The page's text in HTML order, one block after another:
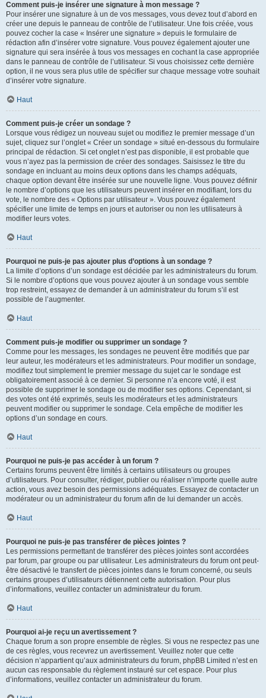
Comment puis-je insérer une signature à mon message ?
Pour insérer une signature à un de vos messages, vous devez tout d’abord en
créer une depuis le panneau de contrôle de l’utilisateur. Une fois créée, vous
pouvez cocher la case « Insérer une signature » depuis le formulaire de
rédaction afin d’insérer votre signature. Vous pouvez également ajouter une
signature qui sera insérée à tous vos messages en cochant la case appropriée
dans le panneau de contrôle de l’utilisateur. Si vous choisissez cette dernière
option, il ne vous sera plus utile de spécifier sur chaque message votre souhait
d’insérer votre signature.
Haut
Comment puis-je créer un sondage ?
Lorsque vous rédigez un nouveau sujet ou modifiez le premier message d’un
sujet, cliquez sur l’onglet « Créer un sondage » situé en-dessous du formulaire
principal de rédaction. Si cet onglet n’est pas disponible, il est probable que
vous n’ayez pas la permission de créer des sondages. Saisissez le titre du
sondage en incluant au moins deux options dans les champs adéquats,
chaque option devant être insérée sur une nouvelle ligne. Vous pouvez définir
le nombre d’options que les utilisateurs peuvent insérer en modifiant, lors du
vote, le nombre des « Options par utilisateur ». Vous pouvez également
spécifier une limite de temps en jours et autoriser ou non les utilisateurs à
modifier leurs votes.
Haut
Pourquoi ne puis-je pas ajouter plus d’options à un sondage ?
La limite d’options d’un sondage est décidée par les administrateurs du forum.
Si le nombre d’options que vous pouvez ajouter à un sondage vous semble
trop restreint, essayez de demander à un administrateur du forum s’il est
possible de l’augmenter.
Haut
Comment puis-je modifier ou supprimer un sondage ?
Comme pour les messages, les sondages ne peuvent être modifiés que par
leur auteur, les modérateurs et les administrateurs. Pour modifier un sondage,
modifiez tout simplement le premier message du sujet car le sondage est
obligatoirement associé à ce dernier. Si personne n’a encore voté, il est
possible de supprimer le sondage ou de modifier ses options. Cependant, si
des votes ont été exprimés, seuls les modérateurs et les administrateurs
peuvent modifier ou supprimer le sondage. Cela empêche de modifier les
options d’un sondage en cours.
Haut
Pourquoi ne puis-je pas accéder à un forum ?
Certains forums peuvent être limités à certains utilisateurs ou groupes
d’utilisateurs. Pour consulter, rédiger, publier ou réaliser n’importe quelle autre
action, vous avez besoin des permissions adéquates. Essayez de contacter un
modérateur ou un administrateur du forum afin de lui demander un accès.
Haut
Pourquoi ne puis-je pas transférer de pièces jointes ?
Les permissions permettant de transférer des pièces jointes sont accordées
par forum, par groupe ou par utilisateur. Les administrateurs du forum ont peut-
être désactivé le transfert de pièces jointes dans le forum concerné, ou seuls
certains groupes d’utilisateurs détiennent cette autorisation. Pour plus
d’informations, veuillez contacter un administrateur du forum.
Haut
Pourquoi ai-je reçu un avertissement ?
Chaque forum a son propre ensemble de règles. Si vous ne respectez pas une
de ces règles, vous recevrez un avertissement. Veuillez noter que cette
décision n’appartient qu’aux administrateurs du forum, phpBB Limited n’est en
aucun cas responsable du règlement instauré sur cet espace. Pour plus
d’informations, veuillez contacter un administrateur du forum.